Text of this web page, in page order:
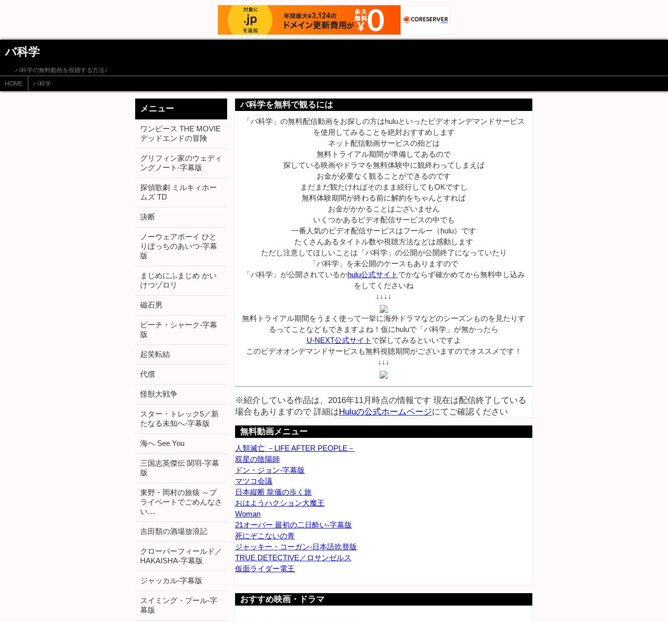
バ科学
バ科学の無料動画を視聴する方法♪
HOME
バ科学
バ科学を無料で観るには
「バ科学」の無料配信動画をお探しの方はhuluといったビデオオンデマンドサービス
を使用してみることを絶対おすすめします
ネット配信動画サービスの殆どは
無料トライアル期間が準備してあるので
探している映画やドラマを無料体験中に観終わってしまえば
お金が必要なく観ることができるのです
まだまだ観たければそのまま続行してもOKですし
無料体験期間が終わる前に解約をちゃんとすれば
お金がかかることはございません
いくつかあるビデオ配信サービスの中でも
一番人気のビデオ配信サービスはフールー（hulu）です
たくさんあるタイトル数や視聴方法などは感動します
ただし注意してほしいことは「バ科学」の公開が公開終了になっていたり
「バ科学」を未公開のケースもありますので
「バ科学」が公開されているかhulu公式サイト でかならず確かめてから無料申し込み
をしてくださいね
↓↓↓↓
無料トライアル期間をうまく使って一挙に海外ドラマなどのシーズンものを見たりす
るってことなどもできますよね！仮にhuluで「バ科学」が無かったら
U-NEXT公式サイト で探してみるといいですよ
このビデオオンデマンドサービスも無料視聴期間がございますのでオススメです！
↓↓↓
※紹介している作品は、2016年11月時点の情報です 現在は配信終了している
場合もありますので 詳細はHuluの公式ホームページにてご確認ください
無料動画メニュー
人類滅亡 －LIFE AFTER PEOPLE－
双星の陰陽師
ドン・ジョン-字幕版
マツコ会議
日本縦断 龍儀の歩く旅
おはようハクション大魔王
Woman
21オーバー 最初の二日酔い-字幕版
死にぞこないの青
ジャッキー・コーガン-日本語吹替版
TRUE DETECTIVE／ロサンゼルス
仮面ライダー電王
おすすめ映画・ドラマ
メニュー
ワンピース THE MOVIE
デッドエンドの冒険
グリフィン家のウェディ
ングノート-字幕版
探偵歌劇 ミルキィホー
ムズ TD
決断
ノーウェアボーイ ひと
りぼっちのあいつ-字幕
版
まじめにふまじめ かい
けつゾロリ
磁石男
ビーチ・シャーク-字幕
版
起笑転結
代償
怪獣大戦争
スター・トレック5／新
たなる未知へ-字幕版
海へ See You
三国志英傑伝 関羽-字幕
版
東野・岡村の旅猿 ～プ
ライベートでごめんなさ
い…
吉田類の酒場放浪記
クローバーフィールド／
HAKAISHA-字幕版
ジャッカル-字幕版
スイミング・プール-字
幕版